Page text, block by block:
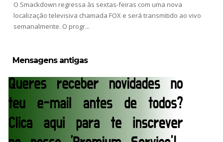
O Smackdown regressa às sextas-feiras com uma nova
localização televisiva chamada FOX e será transmitido ao vivo
semanalmente. O progr...
Mensagens antigas